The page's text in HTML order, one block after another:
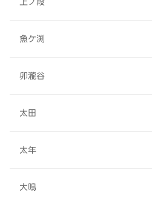
魚ケ渕
卯瀧谷
太田
太年
大鳴